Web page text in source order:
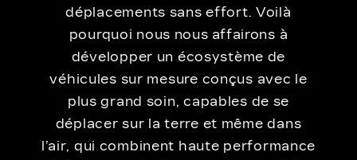
déplacements sans effort. Voilà
pourquoi nous nous affairons à
développer un écosystème de
véhicules sur mesure conçus avec le
plus grand soin, capables de se
déplacer sur la terre et même dans
l’air, qui combinent haute performance